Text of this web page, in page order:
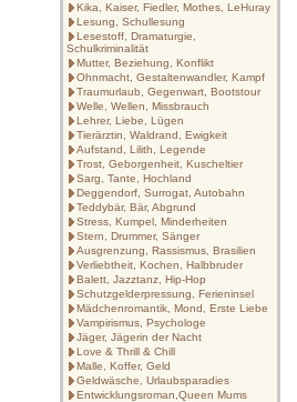
Kika, Kaiser, Fiedler, Mothes, LeHuray
Lesung, Schullesung
Lesestoff, Dramaturgie,
Schulkriminalität
Mutter, Beziehung, Konflikt
Ohnmacht, Gestaltenwandler, Kampf
Traumurlaub, Gegenwart, Bootstour
Welle, Wellen, Missbrauch
Lehrer, Liebe, Lügen
Tierärztin, Waldrand, Ewigkeit
Aufstand, Lilith, Legende
Trost, Geborgenheit, Kuscheltier
Sarg, Tante, Hochland
Deggendorf, Surrogat, Autobahn
Teddybär, Bär, Abgrund
Stress, Kumpel, Minderheiten
Stern, Drummer, Sänger
Ausgrenzung, Rassismus, Brasilien
Verliebtheit, Kochen, Halbbruder
Balett, Jazztanz, Hip-Hop
Schutzgelderpressung, Ferieninsel
Mädchenromantik, Mond, Erste Liebe
Vampirismus, Psychologe
Jäger, Jägerin der Nacht
Love & Thrill & Chill
Malle, Koffer, Geld
Geldwäsche, Urlaubsparadies
Entwicklungsroman,Queen Mums